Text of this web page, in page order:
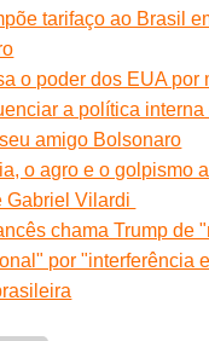
tarifaço ao Brasil
o poder dos EUA por
a política
amigo Bolsonaro
o agro e o golpismo
Gabriel Vilardi
chama Trump de
por "interferência